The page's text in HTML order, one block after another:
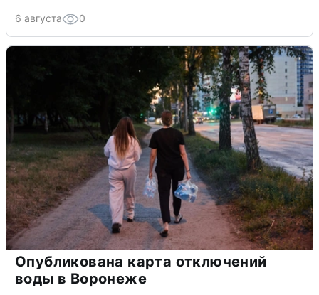
6 августа 0
Опубликована карта отключений
воды в Воронеже